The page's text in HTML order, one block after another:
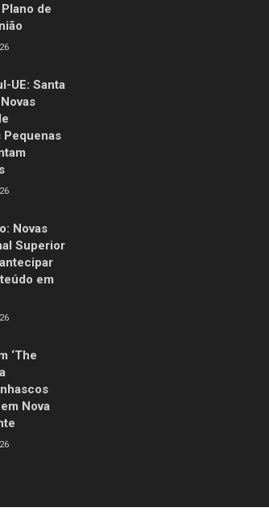
de
UE: Santa
Pequenas
Novas
Superior
em
‘The
Nova